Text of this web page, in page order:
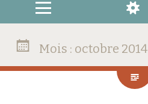
MENU
WIDGETS
RECHERCHE
Mois : octobre 2014